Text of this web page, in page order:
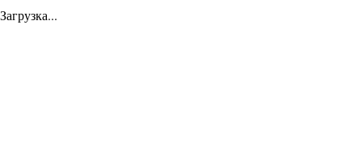
Загрузка...